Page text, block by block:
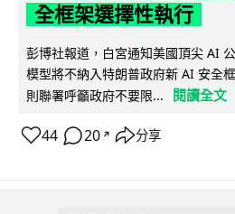
全框架選擇性執行
彭博社報道，白宮通知美國頂尖 AI
模型將不納入特朗普政府新 AI 安全
則聯署呼籲政府不要限...
閱讀全文
44 20 ↗ 分享